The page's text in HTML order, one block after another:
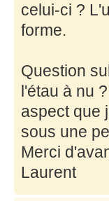
celui-ci ?
forme.
Question
l'étau à nu
aspect que
sous une
Merci
Laurent